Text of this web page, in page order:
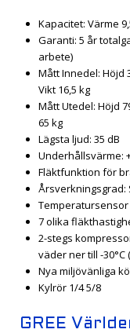
Kapacitet: Värme
Garanti: 5 år
arbete)
Mått Innedel: Höjd
Vikt 16,5 kg
Mått Utedel: Höjd
65 kg
Lägsta ljud: 35 dB
Underhållsvärme:
Fläktfunktion för
Årsverkningsgrad:
7 olika
2-stegs
väder ner till -30°C
Nya miljövänliga
Kylrör 1/4 5/8
GREE